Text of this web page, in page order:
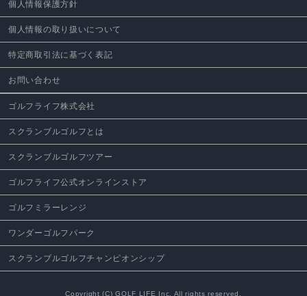
個人情報保護方針
個人情報の取り扱いについて
特定商取引法に基づく表記
お問い合わせ
ゴルフライフ株式会社
スクランブルゴルフとは
スクランブルゴルフツアー
ゴルフライフ公式オンラインストア
ゴルフミラーレンジ
ワンダーゴルフパーク
スクランブルゴルフチャンピオンシップ
Copyright (C) GOLF LIFE Inc. All rights reserved.